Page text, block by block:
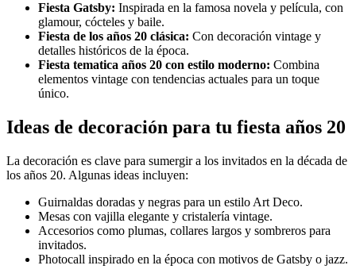
Fiesta Gatsby: Inspirada en la famosa novela y película, con
glamour, cócteles y baile.
Fiesta de los años 20 clásica: Con decoración vintage y
detalles históricos de la época.
Fiesta tematica años 20 con estilo moderno: Combina
elementos vintage con tendencias actuales para un toque
único.
Ideas de decoración para tu fiesta años 20
La decoración es clave para sumergir a los invitados en la década de
los años 20. Algunas ideas incluyen:
Guirnaldas doradas y negras para un estilo Art Deco.
Mesas con vajilla elegante y cristalería vintage.
Accesorios como plumas, collares largos y sombreros para
invitados.
Photocall inspirado en la época con motivos de Gatsby o jazz.